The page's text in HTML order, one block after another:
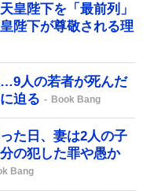
皇陛下を「最前列」
陛下が尊敬される理
人の若者が死んだ
迫る
Book Bang
た日、妻は2人の子
の犯した罪や愚か
Bang